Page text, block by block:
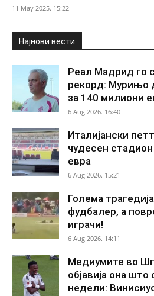
11 May 2025. 15:22
Најнови вести
Реал Мадрид го
рекорд: Мурињо
за 140 милиони
6 Aug 2026. 16:40
Италијански
чудесен
евра
6 Aug 2026. 15:21
Голема
фудбалер, а
играчи!
6 Aug 2026. 14:11
Медиумите во
објавија она
недели: